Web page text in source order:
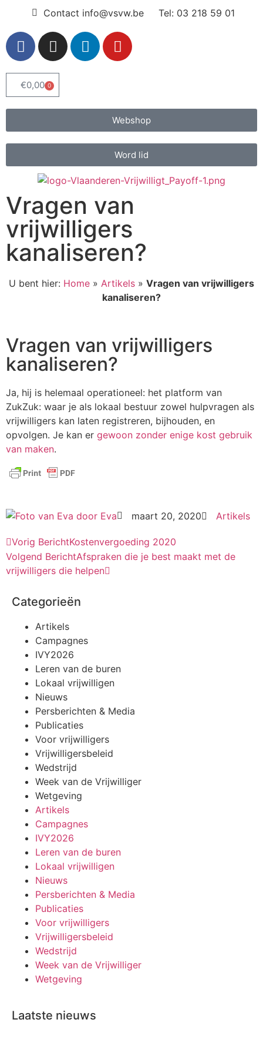
Contact info@vsvw.be Tel: 03 218 59 01
€0,00 0
Webshop
Word lid
Vragen van
vrijwilligers
kanaliseren?
U bent hier: Home » Artikels » Vragen van vrijwilligers
kanaliseren?
Vragen van vrijwilligers
kanaliseren?
Ja, hij is helemaal operationeel: het platform van
ZukZuk: waar je als lokaal bestuur zowel hulpvragen als
vrijwilligers kan laten registreren, bijhouden, en
opvolgen. Je kan er gewoon zonder enige kost gebruik
van maken.
door Eva maart 20, 2020 Artikels
Vorig BerichtKostenvergoeding 2020
Volgend BerichtAfspraken die je best maakt met de
vrijwilligers die helpen
Categorieën
Artikels
Campagnes
IVY2026
Leren van de buren
Lokaal vrijwilligen
Nieuws
Persberichten & Media
Publicaties
Voor vrijwilligers
Vrijwilligersbeleid
Wedstrijd
Week van de Vrijwilliger
Wetgeving
Artikels
Campagnes
IVY2026
Leren van de buren
Lokaal vrijwilligen
Nieuws
Persberichten & Media
Publicaties
Voor vrijwilligers
Vrijwilligersbeleid
Wedstrijd
Week van de Vrijwilliger
Wetgeving
Laatste nieuws